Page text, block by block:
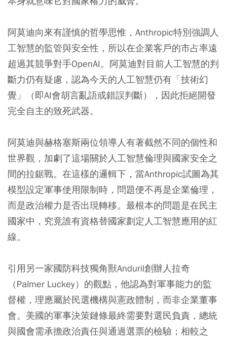
阿莫迪向來有謹慎的哲學思惟，Anthropic特別強調人
工智慧的監管與安全性，所以在企業客戶的市占率遠
超過其競爭對手OpenAI。阿莫迪對目前人工智慧的判
斷力仍有疑慮，認為今天的人工智慧仍有「技術幻
覺」（即AI會胡言亂語或錯誤判斷），因此拒絕開發
完全自主的致死武器。
阿莫迪與赫格塞斯兩位領導人有著截然不同的個性和
世界觀，加劇了這場關於人工智慧倫理與國家安全之
間的拉鋸戰。在這樣的邏輯下，當Anthropic試圖為其
模型設定軍事使用限制時，問題便不再是企業倫理，
而是政治權力是否出現轉移。最根本的問題是在民主
國家中，究竟誰有資格替國家劃定人工智慧應用的紅
線。
引用另一家國防科技獨角獸Anduril創辦人拉奇
（Palmer Luckey）的觀點，他認為對軍事能力的監
督權，理應屬於民選機構與憲政體制，而非企業董事
會。美國的軍事決策鏈條最終需要對選民負責，總統
與國會需承擔政治責任與通過選票的檢驗；相較之